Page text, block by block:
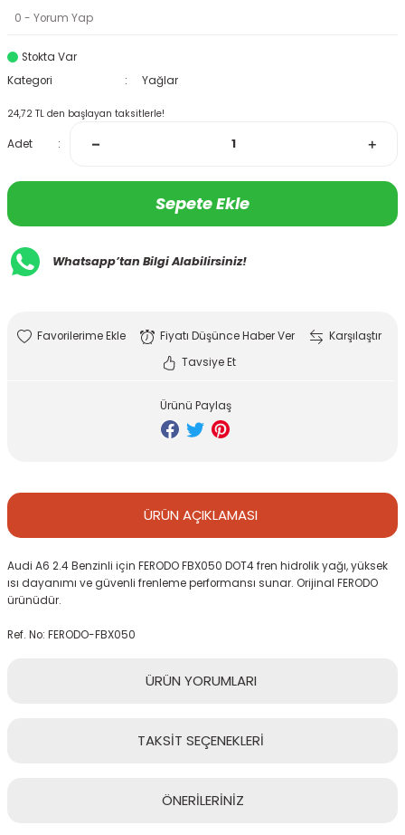
0 - Yorum Yap
Stokta Var
Kategori
Yağlar
24,72 TL den başlayan taksitlerle!
Adet
Sepete Ekle
Whatsapp’tan Bilgi Alabilirsiniz!
Fiyatı Düşünce Haber Ver
Karşılaştır
Tavsiye Et
Ürünü Paylaş
ÜRÜN AÇIKLAMASI
Audi A6 2.4 Benzinli için FERODO FBX050 DOT4 fren hidrolik yağı, yüksek
ısı dayanımı ve güvenli frenleme performansı sunar. Orijinal FERODO
ürünüdür.
Ref. No: FERODO-FBX050
ÜRÜN YORUMLARI
TAKSİT SEÇENEKLERİ
ÖNERİLERİNİZ